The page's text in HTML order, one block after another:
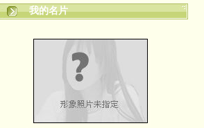
我的名片